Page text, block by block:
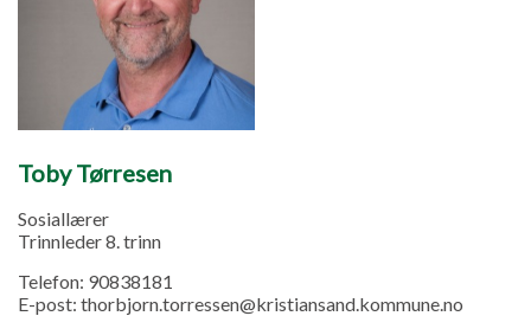
Toby Tørresen
Sosiallærer
Trinnleder 8. trinn
Telefon: 90838181
E-post: thorbjorn.torressen@kristiansand.kommune.no